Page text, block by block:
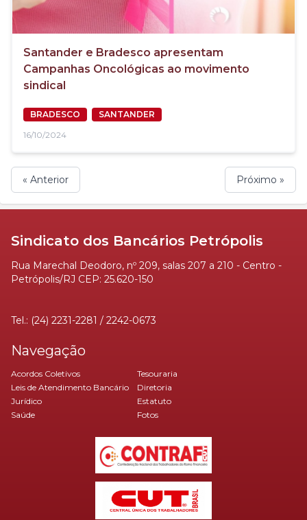
Santander e Bradesco apresentam
Campanhas Oncológicas ao movimento
sindical
BRADESCO
SANTANDER
16/10/2024
« Anterior Próximo »
Sindicato dos Bancários Petrópolis
Rua Marechal Deodoro, nº 209, salas 207 a 210 - Centro -
Petrópolis/RJ CEP: 25.620-150
Tel.: (24) 2231-2281 / 2242-0673
Navegação
Acordos Coletivos
Leis de Atendimento Bancário
Jurídico
Saúde
Tesouraria
Diretoria
Estatuto
Fotos